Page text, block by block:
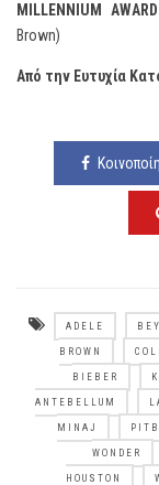
MILLENNIUM
Brown)
Από την Ευτυχία
ADELE
BROWN
BIEBER
ANTEBELLUM
MINAJ
WONDER
HOUSTON